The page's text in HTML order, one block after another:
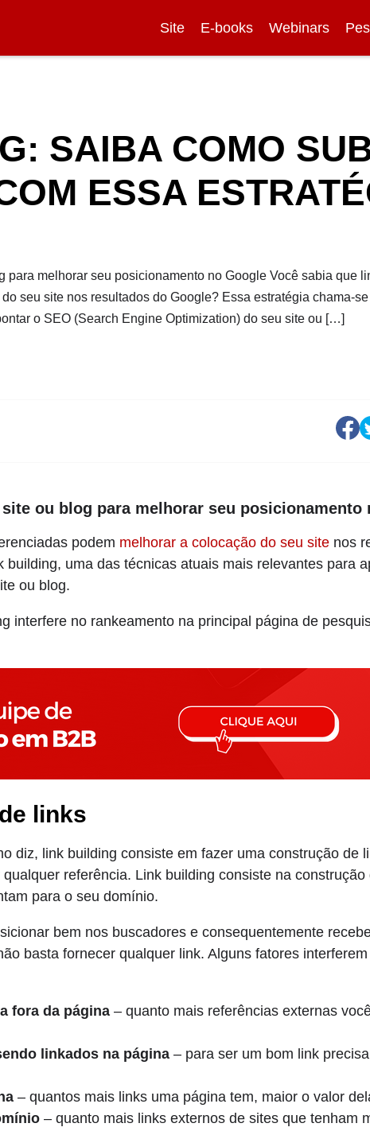
Site E-books Webinars
SAIBA COMO
ESSA
para melhorar seu posicionamento no Google Você sabia que
seu site nos resultados do Google? Essa estratégia chama-
o SEO (Search Engine Optimization) do seu site ou […]
ou blog para melhorar seu posicionamento
podem melhorar a colocação do seu site nos
uma das técnicas atuais mais relevantes para
ou blog.
interfere no rankeamento na principal página de
links
diz, link building consiste em fazer uma construção de
referência. Link building consiste na
para o seu domínio.
bem nos buscadores e consequentemente
basta fornecer qualquer link. Alguns fatores
fora da página – quanto mais referências externas
linkados na página – para ser um bom link
– quantos mais links uma página tem, maior o valor
– quanto mais links externos de sites que tenham